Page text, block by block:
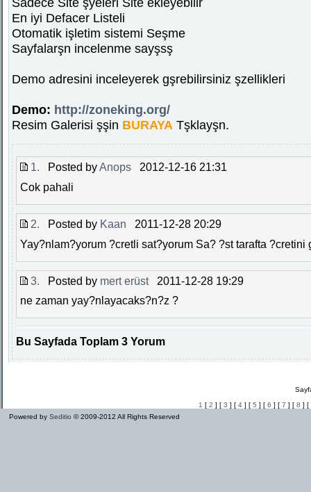
En iyi Defacer Listeli
Otomatik işletim sistemi Seşme
Sayfalarşn incelenme sayşsş
Demo adresini inceleyerek gşrebilirsiniz şzellikleri
Demo: http://zoneking.org/
Resim Galerisi şşin BURAYA Tşklayşn.
1. Posted byAnops 2012-12-16 21:31
Cok pahali
2. Posted by Kaan 2011-12-28 20:29
Yay?nlam?yorum ?cretli sat?yorum Sa? ?st tarafta ?cretini
3. Posted by mert erüst2011-12-28 19:29
ne zaman yay?nlayacaks?n?z ?
Bu Sayfada Toplam 3 Yorum
1 [ 2 ] [ 3 ] [ 4 ] [ 5 ] [ 6 ] [ 7 ] [ 8 ] [
Powered by Seditio © 2009-2012 All Rights Reserved